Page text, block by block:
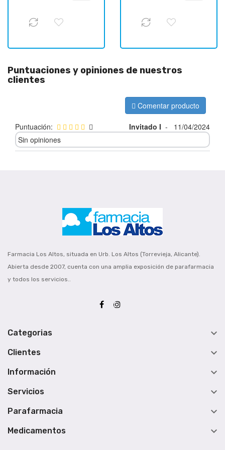
Puntuaciones y opiniones de nuestros
clientes
Comentar producto
Puntuación: Invitado I -
11/04/2024
Sin opiniones
Farmacia Los Altos, situada en Urb. Los Altos (Torrevieja, Alicante).
Abierta desde 2007, cuenta con una amplia exposición de parafarmacia
y todos los servicios..
Categorias 
Clientes 
Información 
Servicios 
Parafarmacia 
Medicamentos 